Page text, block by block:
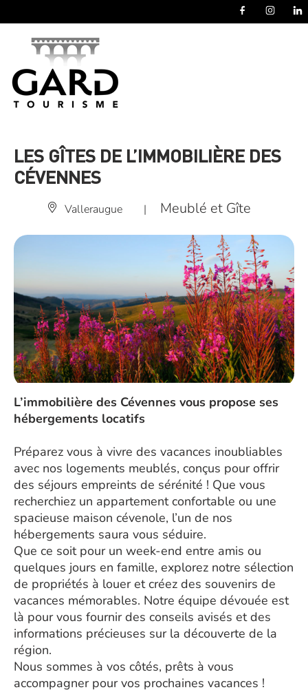
LES GÎTES DE L’IMMOBILIÈRE DES
CÉVENNES
Valleraugue | Meublé et Gîte
L’immobilière des Cévennes vous propose ses
hébergements locatifs
Préparez vous à vivre des vacances inoubliables
avec nos logements meublés, conçus pour offrir
des séjours empreints de sérénité ! Que vous
recherchiez un appartement confortable ou une
spacieuse maison cévenole, l’un de nos
hébergements saura vous séduire.
Que ce soit pour un week-end entre amis ou
quelques jours en famille, explorez notre sélection
de propriétés à louer et créez des souvenirs de
vacances mémorables. Notre équipe dévouée est
là pour vous fournir des conseils avisés et des
informations précieuses sur la découverte de la
région.
Nous sommes à vos côtés, prêts à vous
accompagner pour vos prochaines vacances !